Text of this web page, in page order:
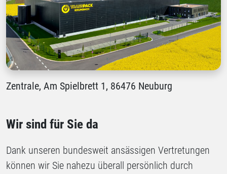
Zentrale, Am Spielbrett 1, 86476 Neuburg
Wir sind für Sie da
Dank unseren bundesweit ansässigen Vertretungen
können wir Sie nahezu überall persönlich durch